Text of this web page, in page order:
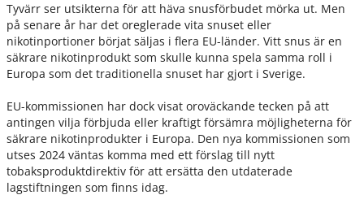
Tyvärr ser utsikterna för att häva snusförbudet mörka ut. Men
på senare år har det oreglerade vita snuset eller
nikotinportioner börjat säljas i flera EU-länder. Vitt snus är en
säkrare nikotinprodukt som skulle kunna spela samma roll i
Europa som det traditionella snuset har gjort i Sverige.
EU-kommissionen har dock visat oroväckande tecken på att
antingen vilja förbjuda eller kraftigt försämra möjligheterna för
säkrare nikotinprodukter i Europa. Den nya kommissionen som
utses 2024 väntas komma med ett förslag till nytt
tobaksproduktdirektiv för att ersätta den utdaterade
lagstiftningen som finns idag.